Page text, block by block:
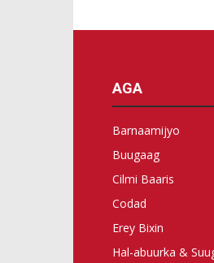
AGA
Barnaamijyo
Buugaag
Cilmi Baaris
Codad
Erey Bixin
Hal-abuurka &